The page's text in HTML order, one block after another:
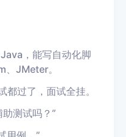
，能写自动化脚
JMeter。
过了，面试全挂。
测试吗？”